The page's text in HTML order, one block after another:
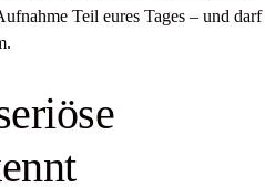
Teil eures Tages – und darf